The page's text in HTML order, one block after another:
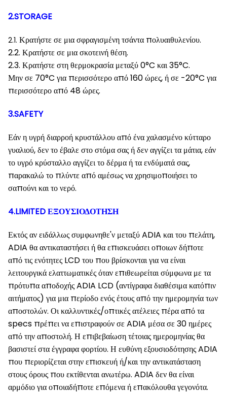
2.STORAGE
2.1. Κρατήστε σε μια σφραγισμένη τσάντα πολυαιθυλενίου.
2.2. Κρατήστε σε μια σκοτεινή θέση.
2.3. Κρατήστε στη θερμοκρασία μεταξύ 0°C και 35°C.
Μην σε 70°C για περισσότερο από 160 ώρες, ή σε -20°C για
περισσότερο από 48 ώρες.
3.SAFETY
Εάν η υγρή διαρροή κρυστάλλου από ένα χαλασμένο κύτταρο
γυαλιού, δεν το έβαλε στο στόμα σας ή δεν αγγίζει τα μάτια, εάν
το υγρό κρύσταλλο αγγίζει το δέρμα ή τα ενδύματά σας,
παρακαλώ το πλύντε από αμέσως να χρησιμοποιήσει το
σαπούνι και το νερό.
4.LIMITED ΕΞΟΥΣΙΟΔΟΤΗΣΗ
Εκτός αν ειδάλλως συμφωνηθε'ν μεταξύ ADIA και του πελάτη,
ADIA θα αντικαταστήσει ή θα επισκευάσει οποιων δήποτε
από τις ενότητες LCD του που βρίσκονται για να είναι
λειτουργικά ελαττωματικές όταν επιθεωρείται σύμφωνα με τα
πρότυπα αποδοχής ADIA LCD (αντίγραφα διαθέσιμα κατόπιν
αιτήματος) για μια περίοδο ενός έτους από την ημερομηνία των
αποστολών. Οι καλλυντικές/οπτικές ατέλειες πέρα από τα
specs πρέπει να επιστραφούν σε ADIA μέσα σε 30 ημέρες
από την αποστολή. Η επιβεβαίωση τέτοιας ημερομηνίας θα
βασιστεί στα έγγραφα φορτίου. Η ευθύνη εξουσιοδότησης ADIA
που περιορίζεται στην επισκευή ή/και την αντικατάσταση
στους όρους που εκτίθενται ανωτέρω. ADIA δεν θα είναι
αρμόδιο για οποιαδήποτε επόμενα ή επακόλουθα γεγονότα.